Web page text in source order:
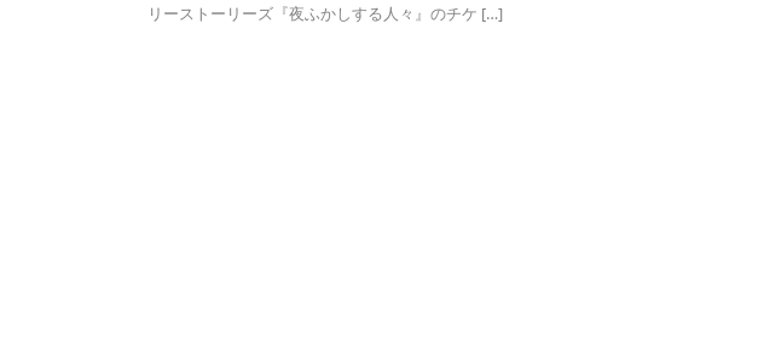
リーストーリーズ『夜ふかしする人々』のチケ […]